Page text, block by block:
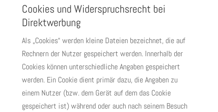
Cookies und Widerspruchsrecht bei
Direktwerbung
Als „Cookies“ werden kleine Dateien bezeichnet, die auf
Rechnern der Nutzer gespeichert werden. Innerhalb der
Cookies können unterschiedliche Angaben gespeichert
werden. Ein Cookie dient primär dazu, die Angaben zu
einem Nutzer (bzw. dem Gerät auf dem das Cookie
gespeichert ist) während oder auch nach seinem Besuch